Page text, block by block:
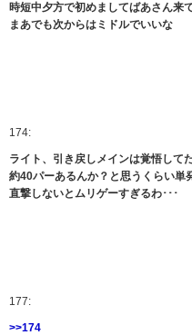
時短中夕方で初めましてばあさん来
まあでも次からはミドルでいいな
174:
ライト、引き戻しメインは覚悟して
約40パーあるんか？と思うくらい単
直撃しないとムリゲーすぎるわ･･･
177:
>>174